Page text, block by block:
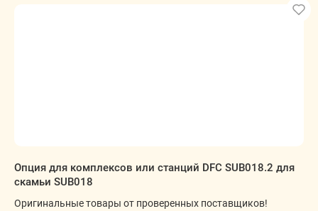
Опция для комплексов или станций DFC SUB018.2 для
скамьи SUB018
Оригинальные товары от проверенных поставщиков!